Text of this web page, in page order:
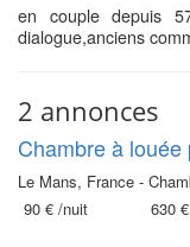
en couple depuis
dialogue,anciens
2 annonces
Chambre à
Le Mans, France -
90 € /nuit 630 €